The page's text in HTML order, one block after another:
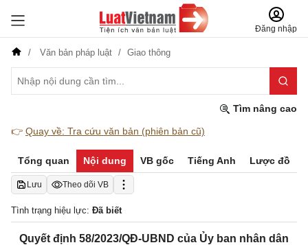
Đăng nhập
Văn bản pháp luật Giao thông
Tìm nâng cao
👉 Quay về: Tra cứu văn bản (phiên bản cũ)
Tổng quan Nội dung VB gốc Tiếng Anh Lược đồ
Lưu Theo dõi VB
Tình trạng hiệu lực: Đã biết
Quyết định 58/2023/QĐ-UBND của Ủy ban nhân dân